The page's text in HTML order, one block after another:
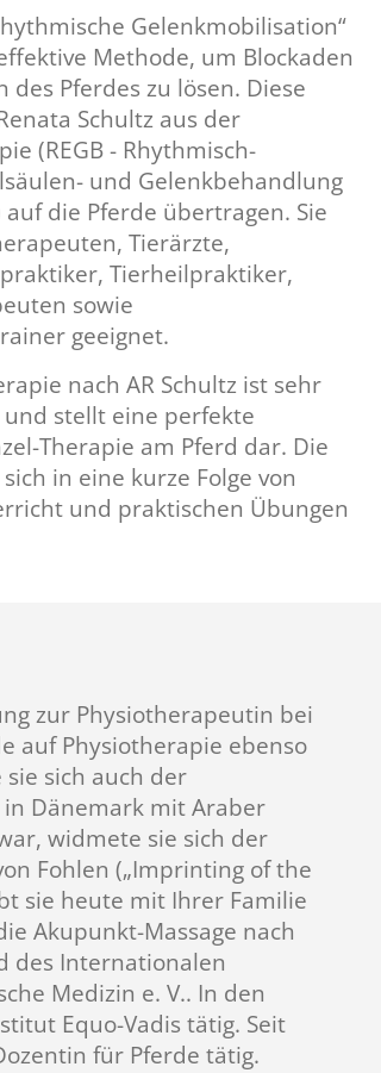
Gelenkmobilisation“
Methode, um Blockaden
Pferdes zu lösen. Diese
Schultz aus der
(REGB - Rhythmisch-
und Gelenkbehandlung
auf die Pferde übertragen. Sie
Tierärzte,
Tierheilpraktiker,
sowie
geeignet.
nach AR Schultz ist sehr
stellt eine perfekte
Therapie am Pferd dar. Die
in eine kurze Folge von
und praktischen Übungen
zur Physiotherapeutin bei
auf Physiotherapie ebenso
sich auch der
Dänemark mit Araber
widmete sie sich der
Fohlen („Imprinting of the
sie heute mit Ihrer Familie
Akupunkt-Massage nach
des Internationalen
Medizin e. V.. In den
Equo-Vadis tätig. Seit
für Pferde tätig.